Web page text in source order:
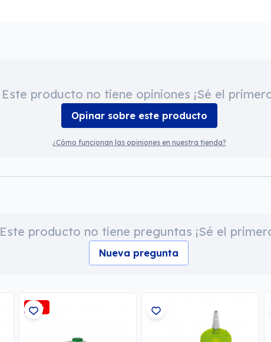
Este producto no tiene opiniones ¡Sé el
Opinar sobre este producto
¿Cómo funcionan las opiniones en nuestra tienda?
Este producto no tiene preguntas ¡Sé el
Nueva pregunta
-3%